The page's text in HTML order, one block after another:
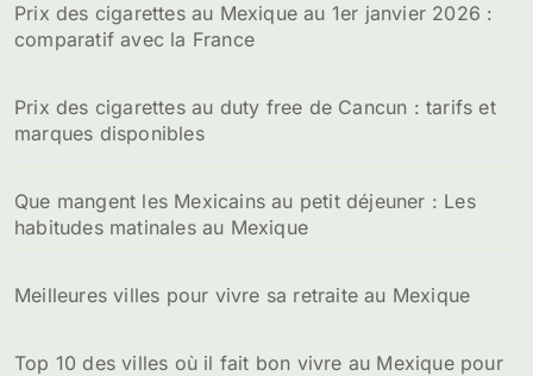
Prix des cigarettes au Mexique au 1er janvier 2026 :
comparatif avec la France
Prix des cigarettes au duty free de Cancun : tarifs et
marques disponibles
Que mangent les Mexicains au petit déjeuner : Les
habitudes matinales au Mexique
Meilleures villes pour vivre sa retraite au Mexique
Top 10 des villes où il fait bon vivre au Mexique pour